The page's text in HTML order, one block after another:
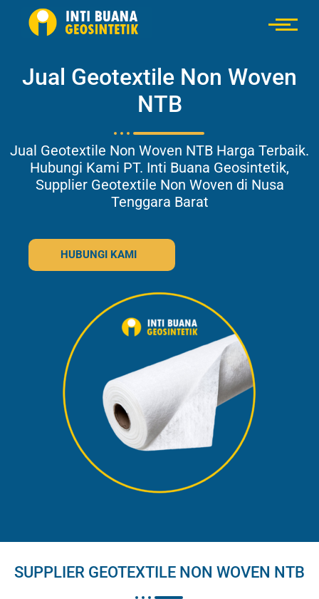
Jual Geotextile Non Woven
NTB
Jual Geotextile Non Woven NTB Harga Terbaik.
Hubungi Kami PT. Inti Buana Geosintetik,
Supplier Geotextile Non Woven di Nusa
Tenggara Barat
HUBUNGI KAMI
SUPPLIER GEOTEXTILE NON WOVEN NTB